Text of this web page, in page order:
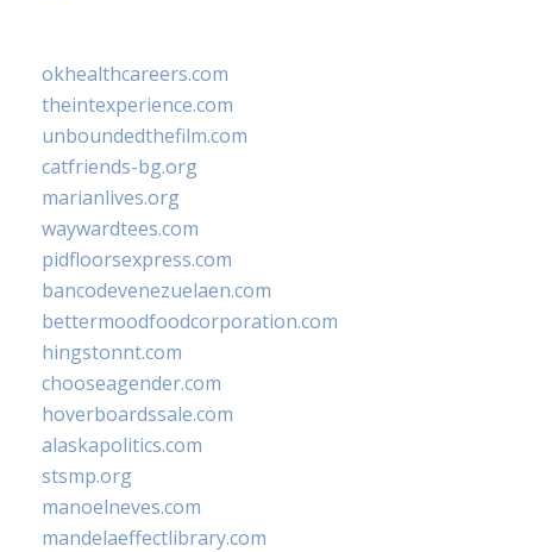
okhealthcareers.com
theintexperience.com
unboundedthefilm.com
catfriends-bg.org
marianlives.org
waywardtees.com
pidfloorsexpress.com
bancodevenezuelaen.com
bettermoodfoodcorporation.com
hingstonnt.com
chooseagender.com
hoverboardssale.com
alaskapolitics.com
stsmp.org
manoelneves.com
mandelaeffectlibrary.com